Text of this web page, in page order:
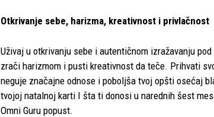
Otkrivanje sebe, harizma, kreativnost i privlačnost
Uživaj u otkrivanju sebe i autentičnom izražavanju
zrači harizmom i pusti kreativnost da teče. Prihvati
neguje značajne odnose i poboljša tvoj opšti osećaj
tvojoj natalnoj karti I šta ti donosi u narednih šest
Omni Guru popust.